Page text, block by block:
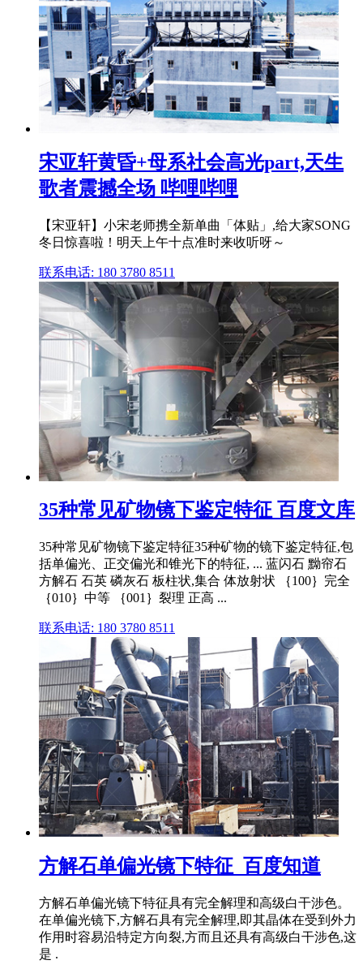
宋亚轩黄昏+母系社会高光part,天生
歌者震撼全场 哔哩哔哩
【宋亚轩】小宋老师携全新单曲「体贴」,给大家SONG
冬日惊喜啦！明天上午十点准时来收听呀～
联系电话: 180 3780 8511
35种常见矿物镜下鉴定特征 百度文库
35种常见矿物镜下鉴定特征35种矿物的镜下鉴定特征,包
括单偏光、正交偏光和锥光下的特征, ... 蓝闪石 黝帘石
方解石 石英 磷灰石 板柱状,集合 体放射状 ｛100｝完全
｛010｝中等 ｛001｝裂理 正高 ...
联系电话: 180 3780 8511
方解石单偏光镜下特征_百度知道
方解石单偏光镜下特征具有完全解理和高级白干涉色。
在单偏光镜下,方解石具有完全解理,即其晶体在受到外力
作用时容易沿特定方向裂,方而且还具有高级白干涉色,这
是 .